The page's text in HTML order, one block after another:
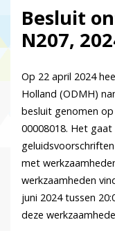
Besluit
N207,
Op 22 april 2024
Holland (ODMH)
besluit genomen
00008018. Het
met
werkzaamheden
juni 2024 tussen
deze